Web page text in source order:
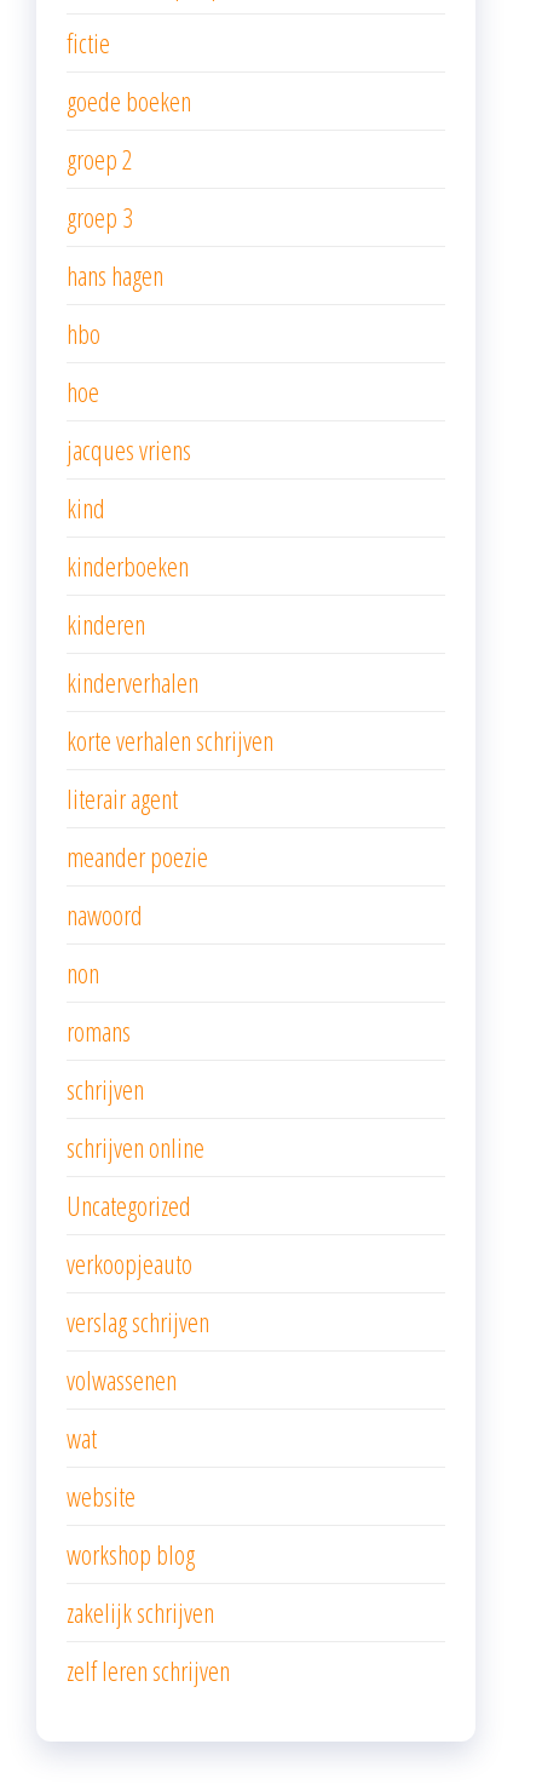
fictie
goede boeken
groep 2
groep 3
hans hagen
hbo
hoe
jacques vriens
kind
kinderboeken
kinderen
kinderverhalen
korte verhalen schrijven
literair agent
meander poezie
nawoord
non
romans
schrijven
schrijven online
Uncategorized
verkoopjeauto
verslag schrijven
volwassenen
wat
website
workshop blog
zakelijk schrijven
zelf leren schrijven